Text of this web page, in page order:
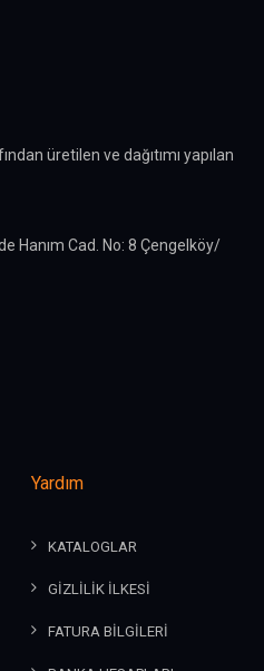
üretilen ve dağıtımı yapılan
Hanım Cad. No: 8 Çengelköy/
Yardım
KATALOGLAR
GİZLİLİK İLKESİ
FATURA BİLGİLERİ